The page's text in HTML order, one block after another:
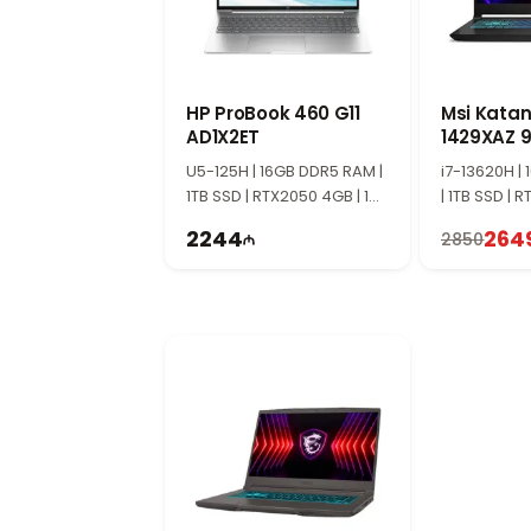
современных играх.
18" WUXGA большой дисплей
работу более погружающими.
ASUS ROG Strix G18 G814PH-S8023
HP ProBook 460 G11
AD1X2ET
U5-125H | 16GB DDR5 RAM |
1TB SSD | RTX2050 4GB | 16"
2244
Msi
1429XAZ
1429
i7-13620H |
| 1TB SSD |
2850